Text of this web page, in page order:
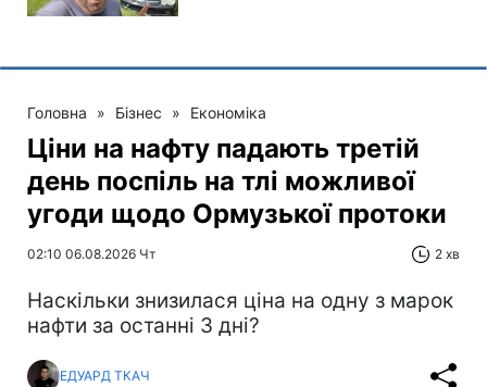
Головна » Бізнес » Економіка
Ціни на нафту падають третій
день поспіль на тлі можливої
угоди щодо Ормузької протоки
02:10 06.08.2026 Чт 2 хв
Наскільки знизилася ціна на одну з марок
нафти за останні 3 дні?
ЕДУАРД ТКАЧ